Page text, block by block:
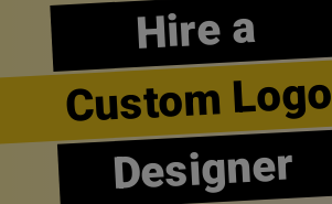
Hire a
Custom Logo
Designer